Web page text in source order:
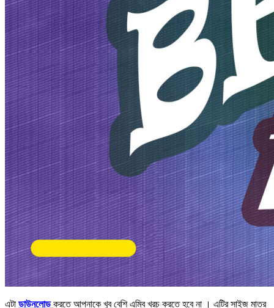
এটা ডাউনলোড করতে আপনাকে খুব বেশি এম্বি খরচ করতে হবে না । এটির সাইজ মাত্র